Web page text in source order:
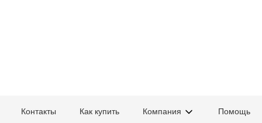
Контакты Как купить Компания Помощь